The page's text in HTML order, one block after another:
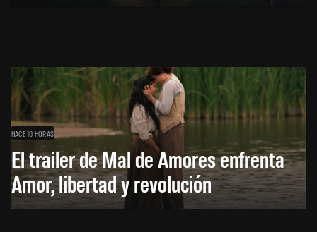
HACE 10 HORAS
El trailer de Mal de Amores enfrenta
Amor, libertad y revolución